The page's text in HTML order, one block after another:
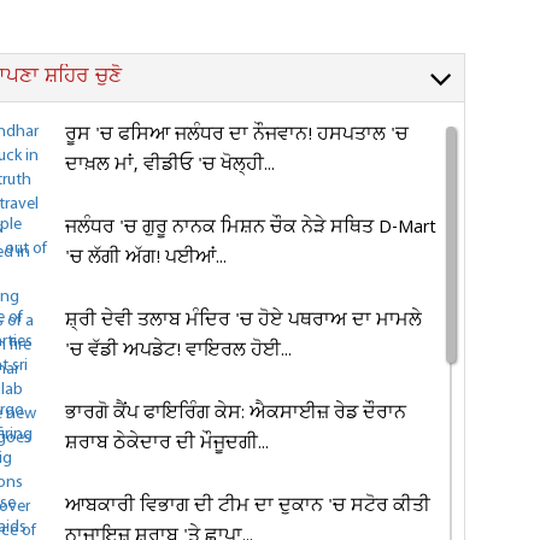
ਸ਼ਹਿਰ ਚੁਣੋ
ਰੂਸ 'ਚ ਫਸਿਆ ਜਲੰਧਰ ਦਾ ਨੌਜਵਾਨ! ਹਸਪਤਾਲ 'ਚ
ਦਾਖ਼ਲ ਮਾਂ, ਵੀਡੀਓ 'ਚ ਖੋਲ੍ਹੀ...
ਜਲੰਧਰ 'ਚ ਗੁਰੂ ਨਾਨਕ ਮਿਸ਼ਨ ਚੌਕ ਨੇੜੇ ਸਥਿਤ D-Mart
'ਚ ਲੱਗੀ ਅੱਗ! ਪਈਆਂ...
ਸ਼੍ਰੀ ਦੇਵੀ ਤਲਾਬ ਮੰਦਿਰ 'ਚ ਹੋਏ ਪਥਰਾਅ ਦਾ ਮਾਮਲੇ
'ਚ ਵੱਡੀ ਅਪਡੇਟ! ਵਾਇਰਲ ਹੋਈ...
ਭਾਰਗੋ ਕੈਂਪ ਫਾਇਰਿੰਗ ਕੇਸ: ਐਕਸਾਈਜ਼ ਰੇਡ ਦੌਰਾਨ
ਸ਼ਰਾਬ ਠੇਕੇਦਾਰ ਦੀ ਮੌਜੂਦਗੀ...
ਆਬਕਾਰੀ ਵਿਭਾਗ ਦੀ ਟੀਮ ਦਾ ਦੁਕਾਨ 'ਚ ਸਟੋਰ ਕੀਤੀ